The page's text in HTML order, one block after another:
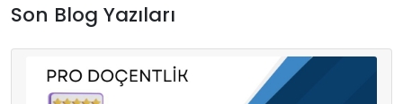
Son Blog Yazıları